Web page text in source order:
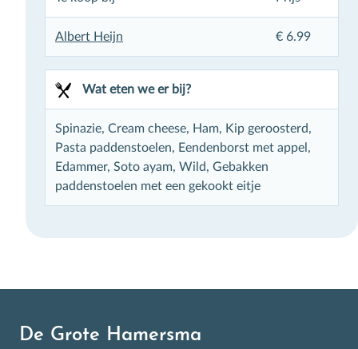
Albert Heijn € 6.99
Wat eten we er bij?
Spinazie, Cream cheese, Ham, Kip geroosterd,
Pasta paddenstoelen, Eendenborst met appel,
Edammer, Soto ayam, Wild, Gebakken
paddenstoelen met een gekookt eitje
De Grote Hamersma
Inschrijven